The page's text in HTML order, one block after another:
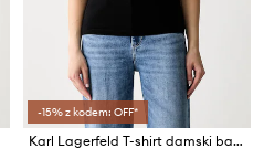
-15% z kodem: OFF*
Karl Lagerfeld T-shirt damski bawełniany z elastanem 2-pack